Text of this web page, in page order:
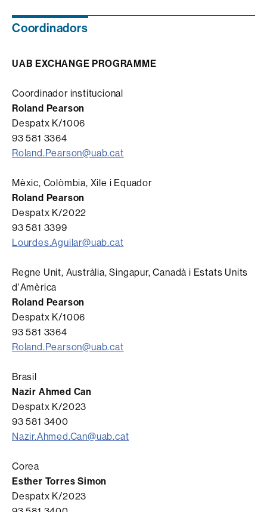
Coordinadors
UAB EXCHANGE PROGRAMME
Coordinador institucional
Roland Pearson
Despatx K/1006
93 581 3364
Roland.Pearson@uab.cat
Mèxic, Colòmbia, Xile i Equador
Roland Pearson
Despatx K/2022
93 581 3399
Lourdes.Aguilar@uab.cat
Regne Unit, Austràlia, Singapur, Canadà i Estats Units
d'Amèrica
Roland Pearson
Despatx K/1006
93 581 3364
Roland.Pearson@uab.cat
Brasil
Nazir Ahmed Can
Despatx K/2023
93 581 3400
Nazir.Ahmed.Can@uab.cat
Corea
Esther Torres Simon
Despatx K/2023